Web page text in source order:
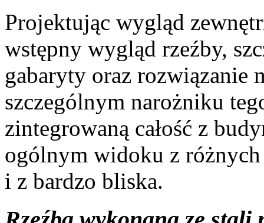
Projektując wygląd
wstępny wygląd rzeźby,
gabaryty oraz rozwiązanie
szczególnym narożniku
zintegrowaną całość z
ogólnym widoku z
i z bardzo bliska.